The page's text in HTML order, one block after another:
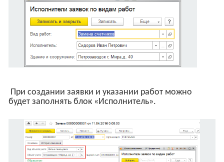
При создании заявки и указании работ можно
будет заполнять блок «Исполнитель».